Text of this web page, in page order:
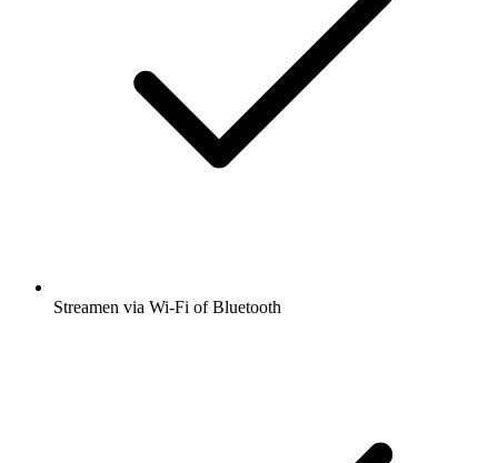
Streamen via Wi-Fi of Bluetooth